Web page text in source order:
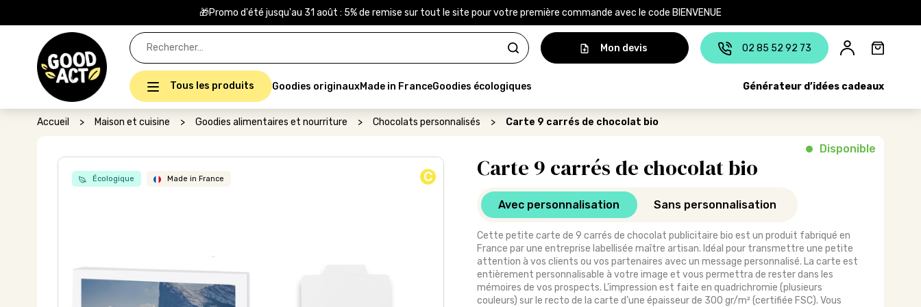
🎁Promo d'été jusqu'au 31 août : 5% de remise sur tout le site pour votre première commande avec le code BIENVENUE
Rechercher :
Mon devis
02 85 52 92 73
Tous les produits Goodies originauxMade in FranceGoodies écologiques Générateur d’idées cadeaux
Accueil > Maison et cuisine > Goodies alimentaires et nourriture > Chocolats personnalisés > Carte 9 carrés de chocolat bio
Écologique Made in France C Carte 9 carrés de chocolat bio
Disponible
Avec personnalisation Sans personnalisation
Cette petite carte de 9 carrés de chocolat publicitaire bio est un produit fabriqué en
France par une entreprise labellisée maître artisan. Idéal pour transmettre une petite
attention à vos clients ou vos partenaires avec un message personnalisé. La carte est
entièrement personnalisable à votre image et vous permettra de rester dans les
mémoires de vos prospects. L’impression est faite en quadrichromie (plusieurs
couleurs) sur le recto de la carte d’une épaisseur de 300 gr/m² (certifiée FSC). Vous